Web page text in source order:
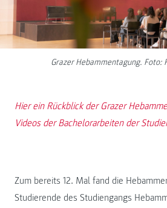
Grazer Hebammentagung. Foto:
Hier ein Rückblick der Grazer
Videos der Bachelorarbeiten der
Zum bereits 12. Mal fand die
Studierende des Studiengangs